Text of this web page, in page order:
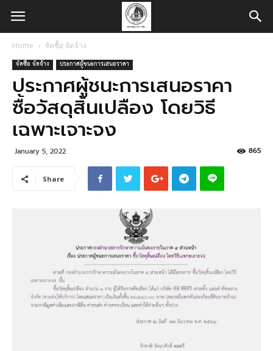
Home จัดซื้อ จัดจ้าง
จัดซื้อ จัดจ้าง ประกาศผู้ชนะการเสนอราคา
ประกาศผู้ชนะการเสนอราคา
ซื้อวัสดุสิ้นเปลือง โดยวิธี
เฉพาะเจาะจง
January 5, 2022 865
Share